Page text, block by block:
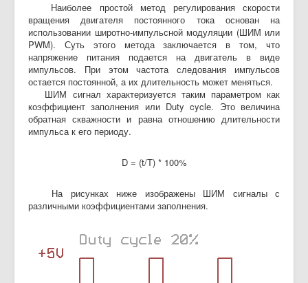
Наиболее простой метод регулирования скорости
вращения двигателя постоянного тока основан на
использовании широтно-импульсной модуляции (ШИМ или
PWM). Суть этого метода заключается в том, что
напряжение питания подается на двигатель в виде
импульсов. При этом частота следования импульсов
остается постоянной, а их длительность может меняться.
ШИМ сигнал характеризуется таким параметром как
коэффициент заполнения или Duty cycle. Это величина
обратная скважности и равна отношению длительности
импульса к его периоду.
D = (t/T) * 100%
На рисунках ниже изображены ШИМ сигналы с
различными коэффициентами заполнения.